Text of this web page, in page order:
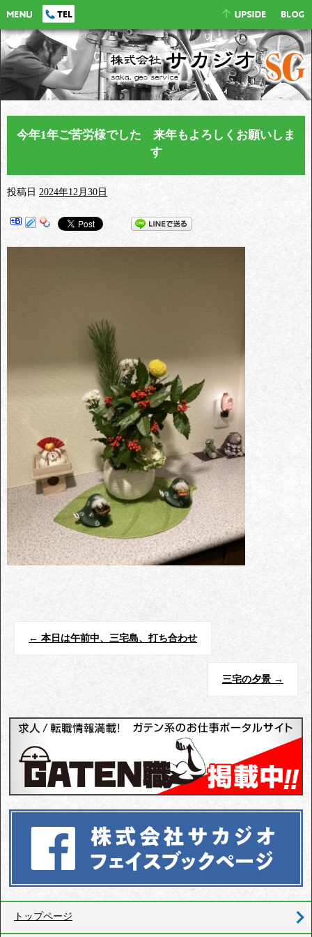
今年1年ご苦労様でした 来年もよろしくお願いしま
す
投稿日 2024年12月30日
← 本日は午前中、三宅島、打ち合わせ
三宅の夕景 →
トップページ